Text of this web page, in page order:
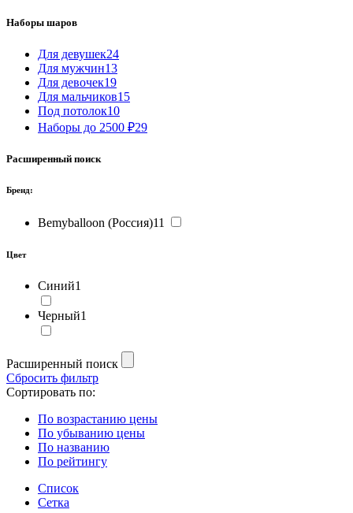
Наборы шаров
Для девушек24
Для мужчин13
Для девочек19
Для мальчиков15
Под потолок10
Наборы до 2500 ₽29
Расширенный поиск
Бренд:
Bemyballoon (Россия)11
Цвет
Синий1
Черный1
Расширенный поиск
Сбросить фильтр
Сортировать по:
По возрастанию цены
По убыванию цены
По названию
По рейтингу
Список
Сетка